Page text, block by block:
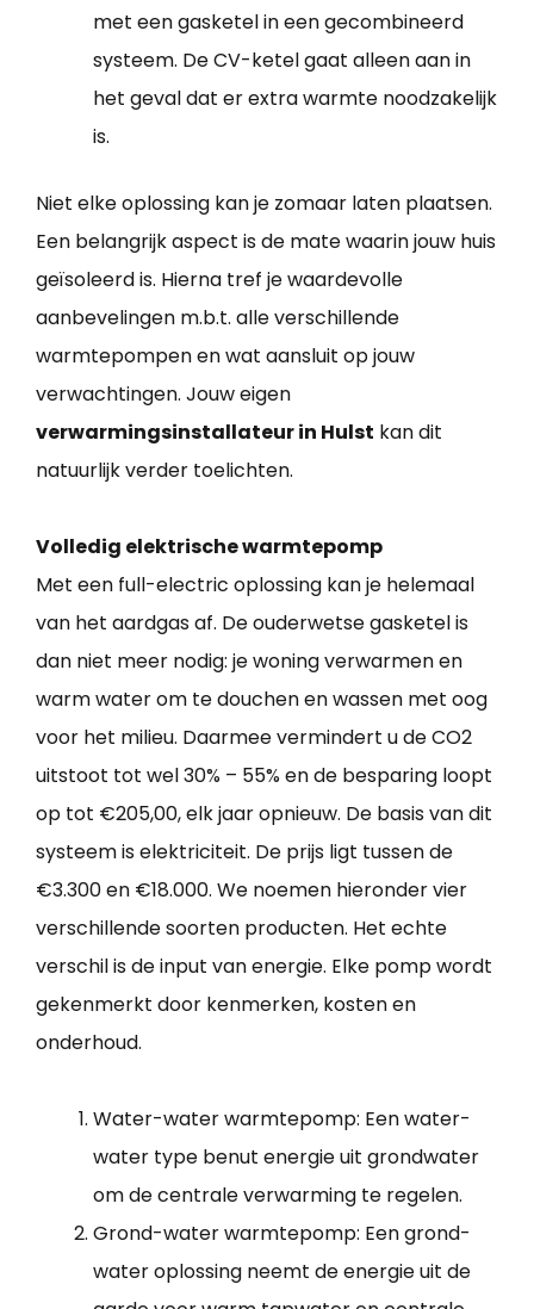
met een gasketel in een gecombineerd
systeem. De CV-ketel gaat alleen aan in
het geval dat er extra warmte noodzakelijk
is.
Niet elke oplossing kan je zomaar laten plaatsen.
Een belangrijk aspect is de mate waarin jouw huis
geïsoleerd is. Hierna tref je waardevolle
aanbevelingen m.b.t. alle verschillende
warmtepompen en wat aansluit op jouw
verwachtingen. Jouw eigen
verwarmingsinstallateur in Hulst kan dit
natuurlijk verder toelichten.
Volledig elektrische warmtepomp
Met een full-electric oplossing kan je helemaal
van het aardgas af. De ouderwetse gasketel is
dan niet meer nodig: je woning verwarmen en
warm water om te douchen en wassen met oog
voor het milieu. Daarmee vermindert u de CO2
uitstoot tot wel 30% – 55% en de besparing loopt
op tot €205,00, elk jaar opnieuw. De basis van dit
systeem is elektriciteit. De prijs ligt tussen de
€3.300 en €18.000. We noemen hieronder vier
verschillende soorten producten. Het echte
verschil is de input van energie. Elke pomp wordt
gekenmerkt door kenmerken, kosten en
onderhoud.
Water-water warmtepomp: Een water-
water type benut energie uit grondwater
om de centrale verwarming te regelen.
Grond-water warmtepomp: Een grond-
water oplossing neemt de energie uit de